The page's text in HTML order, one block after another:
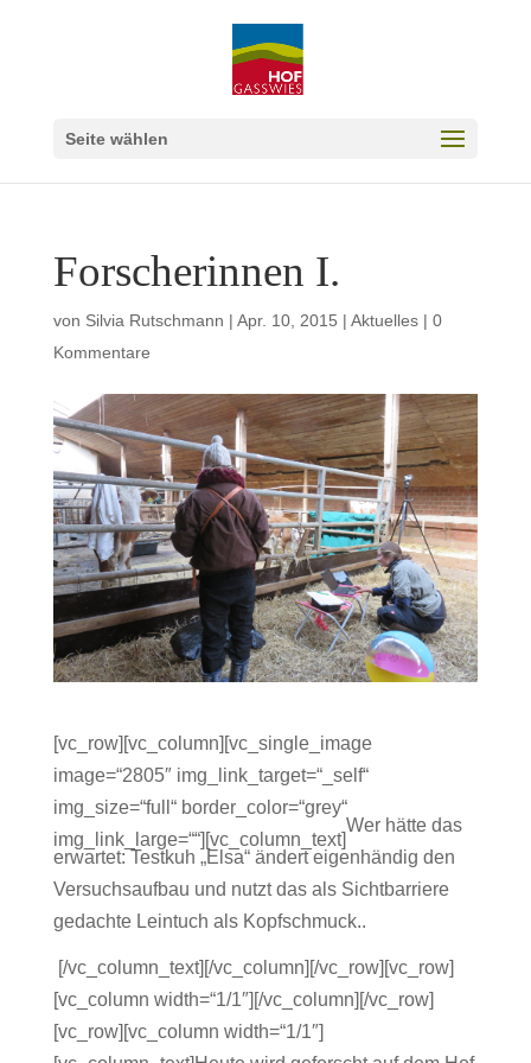
Seite wählen
Forscherinnen I.
von Silvia Rutschmann | Apr. 10, 2015 | Aktuelles| 0
Kommentare
[vc_row][vc_column][vc_single_image
image=“2805″ img_link_target=“_self“
img_size=“full“ border_color=“grey“
img_link_large=““][vc_column_text]
Wer hätte das
erwartet: Testkuh „Elsa“ ändert eigenhändig den
Versuchsaufbau und nutzt das als Sichtbarriere
gedachte Leintuch als Kopfschmuck..
[/vc_column_text][/vc_column][/vc_row][vc_row]
[vc_column width=“1/1″][/vc_column][/vc_row]
[vc_row][vc_column width=“1/1″]